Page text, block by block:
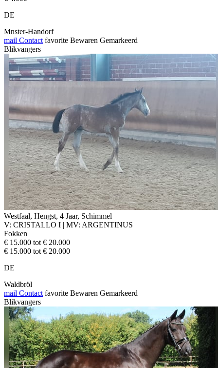
DE
Mnster-Handorf
mail Contact favorite Bewaren Gemarkeerd
Blikvangers
Westfaal, Hengst, 4 Jaar, Schimmel
V: CRISTALLO I | MV: ARGENTINUS
Fokken
€ 15.000 tot € 20.000
€ 15.000 tot € 20.000
DE
Waldbröl
mail Contact favorite Bewaren Gemarkeerd
Blikvangers